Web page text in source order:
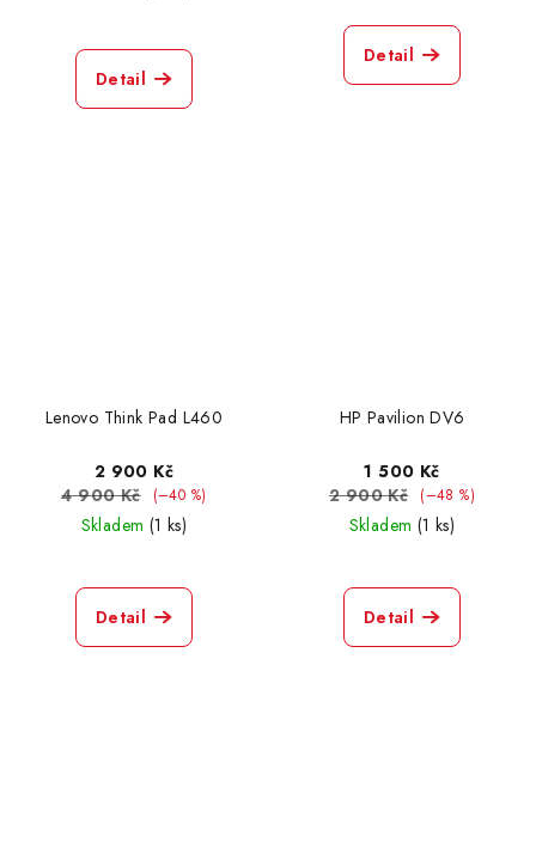
Detail
Detail
Lenovo Think Pad L460
2 900 Kč
4 900 Kč
(–40 %)
Skladem (1 ks)
Detail
HP Pavilion DV6
1 500 Kč
2 900 Kč
(–48 %)
Skladem (1 ks)
Detail